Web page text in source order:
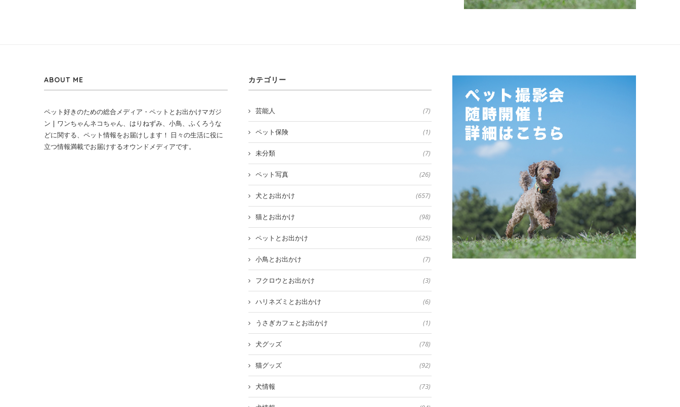
ABOUT ME
ペット好きのための総合メディア・ペットとお出かけマガジ
ン | ワンちゃんネコちゃん、はりねずみ、小鳥、ふくろうな
どに関する、ペット情報をお届けします！ 日々の生活に役に
立つ情報満載でお届けするオウンドメディアです。
カテゴリー
芸能人 (7)
ペット保険 (1)
未分類 (7)
ペット写真 (26)
犬とお出かけ (657)
猫とお出かけ (98)
ペットとお出かけ (625)
小鳥とお出かけ (7)
フクロウとお出かけ (3)
ハリネズミとお出かけ (6)
うさぎカフェとお出かけ (1)
犬グッズ (78)
猫グッズ (92)
犬情報 (73)